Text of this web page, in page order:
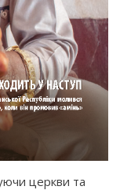
церкви та